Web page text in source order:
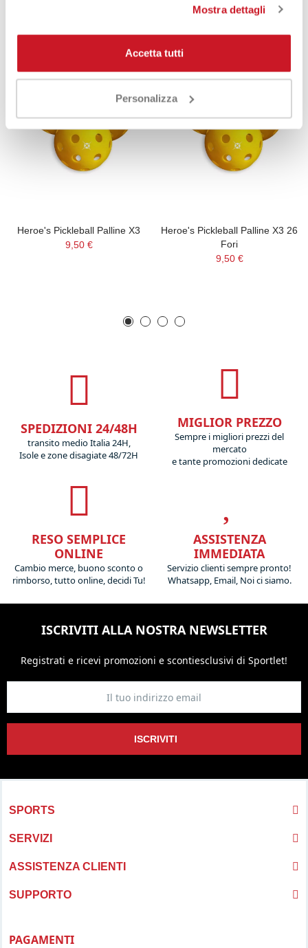
Mostra dettagli
Accetta tutti
Personalizza
Heroe's Pickleball Palline X3
9,50 €
Heroe's Pickleball Palline X3 26
Fori
9,50 €
SPEDIZIONI 24/48H
transito medio Italia 24H,
Isole e zone disagiate 48/72H
MIGLIOR PREZZO
Sempre i migliori prezzi del
mercato
e tante promozioni dedicate
RESO SEMPLICE
ONLINE
Cambio merce, buono sconto o
rimborso, tutto online, decidi Tu!
ASSISTENZA
IMMEDIATA
Servizio clienti sempre pronto!
Whatsapp, Email, Noi ci siamo.
ISCRIVITI ALLA NOSTRA NEWSLETTER
Registrati e ricevi promozioni e scontiesclusivi di Sportlet!
ISCRIVITI
SPORTS
SERVIZI
ASSISTENZA CLIENTI
SUPPORTO
PAGAMENTI